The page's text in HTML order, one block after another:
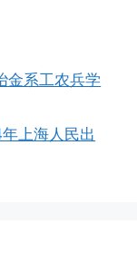
金系工农兵学
上海人民出